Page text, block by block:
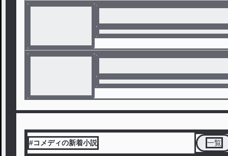
#コメディの新着小説 一覧